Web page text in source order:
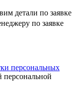
детали по заявке
по заявке
персональных
персональной